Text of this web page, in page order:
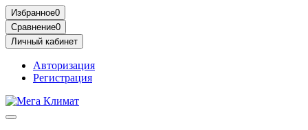
Избранное0
Сравнение0
Личный кабинет
Авторизация
Регистрация